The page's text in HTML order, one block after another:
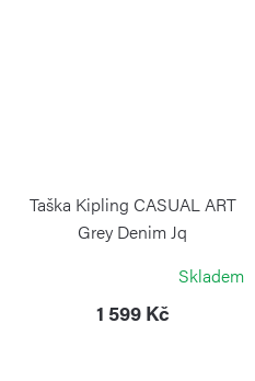
Taška Kipling CASUAL ART
Grey Denim Jq
Skladem
1 599 Kč